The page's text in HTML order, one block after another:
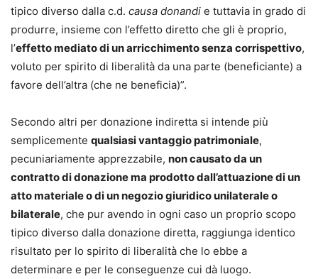
tipico diverso dalla c.d. causa donandi e tuttavia in grado di
produrre, insieme con l’effetto diretto che gli è proprio,
l’effetto mediato di un arricchimento senza corrispettivo,
voluto per spirito di liberalità da una parte (beneficiante) a
favore dell’altra (che ne beneficia)”.
Secondo altri per donazione indiretta si intende più
semplicemente qualsiasi vantaggio patrimoniale,
pecuniariamente apprezzabile, non causato da un
contratto di donazione ma prodotto dall’attuazione di un
atto materiale o di un negozio giuridico unilaterale o
bilaterale, che pur avendo in ogni caso un proprio scopo
tipico diverso dalla donazione diretta, raggiunga identico
risultato per lo spirito di liberalità che lo ebbe a
determinare e per le conseguenze cui dà luogo.